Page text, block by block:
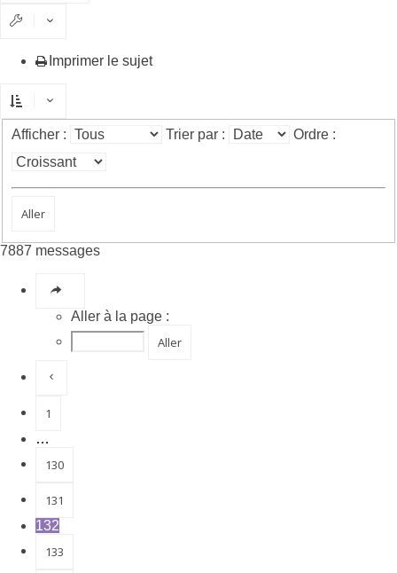
Imprimer le sujet
Afficher : Trier par : Ordre :
7887 messages
Aller à la page :
1
…
130
131
132
133